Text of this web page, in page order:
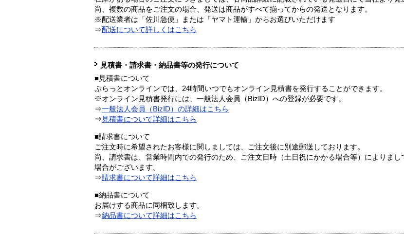
尚、複数の商品をご注文の場合、発送は商品がすべて揃ってからの発送となります。
※配送業者は「佐川急便」または「ヤマト運輸」からお選びいただけます
⇒配送について詳しくはこちら
見積書・請求書・納品書等の発行について
■見積書について
ぷらっとオンラインでは、24時間いつでもオンライン見積書を発行することができます。
※オンライン見積書発行には、一般法人会員（BizID）への登録が必要です。
⇒一般法人会員（BizID）の詳細はこちら
⇒ 見積書について詳細はこちら
■請求書について
ご注文時に希望されたお客様に関しましては、ご注文後に別途郵送しております。
尚、請求書は、営業時間内での発行のため、ご注文日時（土日祝にかかる場合等）によりま
場合がございます。
⇒請求書について詳細はこちら
■納品書について
お届けする商品に同梱致します。
⇒納品書について詳細はこちら